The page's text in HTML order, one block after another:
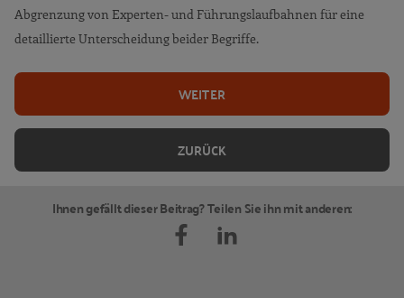
Abgrenzung von Experten- und Führungslaufbahnen für eine
detaillierte Unterscheidung beider Begriffe.
ZURÜCK
WEITER
Ihnen gefällt dieser Beitrag? Teilen Sie ihn mit anderen: